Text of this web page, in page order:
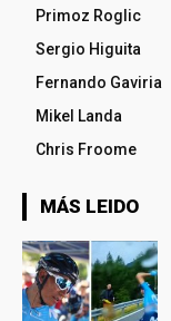
Primoz Roglic
Sergio Higuita
Fernando Gaviria
Mikel Landa
Chris Froome
MÁS LEIDO